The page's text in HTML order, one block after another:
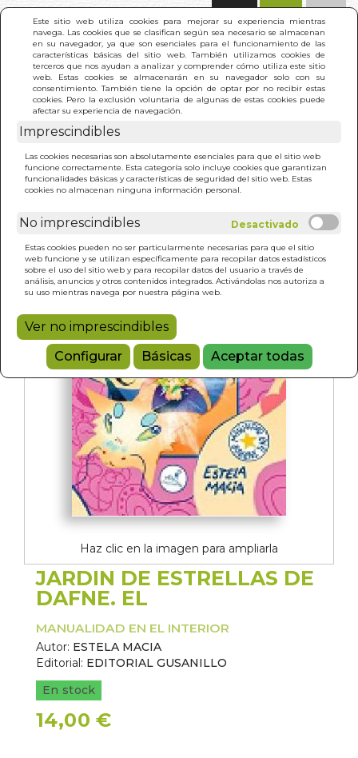
Este sitio web utiliza cookies para mejorar su experiencia mientras
navega. Las cookies que se clasifican según sea necesario se almacenan
en su navegador, ya que son esenciales para el funcionamiento de las
características básicas del sitio web. También utilizamos cookies de
terceros que nos ayudan a analizar y comprender cómo utiliza este sitio
web. Estas cookies se almacenarán en su navegador solo con su
consentimiento. También tiene la opción de optar por no recibir estas
cookies. Pero la exclusión voluntaria de algunas de estas cookies puede
afectar su experiencia de navegación.
Imprescindibles
Las cookies necesarias son absolutamente esenciales para que el sitio web
funcione correctamente. Esta categoría solo incluye cookies que garantizan
funcionalidades básicas y características de seguridad del sitio web. Estas
cookies no almacenan ninguna información personal.
No imprescindibles
Estas cookies pueden no ser particularmente necesarias para que el sitio
web funcione y se utilizan específicamente para recopilar datos estadísticos
sobre el uso del sitio web y para recopilar datos del usuario a través de
análisis, anuncios y otros contenidos integrados. Activándolas nos autoriza a
su uso mientras navega por nuestra página web.
Ver no imprescindibles
Configurar
Básicas Aceptar todas
INICIO >
Haz clic en la imagen para ampliarla
JARDIN DE ESTRELLAS DE
DAFNE. EL
MANUALIDAD EN EL INTERIOR
Autor: ESTELA MACIA
Editorial: EDITORIAL GUSANILLO
En stock
14,00 €